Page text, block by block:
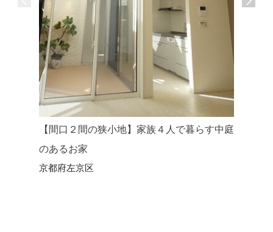
【間口２間の狭小地】家族４人で暮らす中庭
のあるお家
京都府左京区